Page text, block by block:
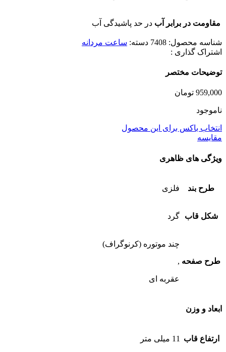
مقاومت در برابر آب در حد پاشیدگی آب
شناسه محصول: 7408 دسته: ساعت مردانه
اشتراک گذاری :
توضیحات مختصر
959,000 تومان
ناموجود
انتخاب باکس برای این محصول
مقایسه
ویژگی های ظاهری
طرح بند فلزی
شکل قاب گرد
طرح صفحه
چند موتوره (کرنوگراف)
,
عقربه ای
ابعاد و وزن
ارتفاع قاب 11 میلی متر